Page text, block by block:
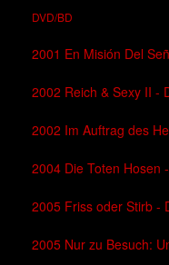
DVD/BD
2001 En Misión Del
2002 Reich & Sexy II -
2002 Im Auftrag des
2004 Die Toten Hosen
2005 Friss oder Stirb -
2005 Nur zu Besuch: